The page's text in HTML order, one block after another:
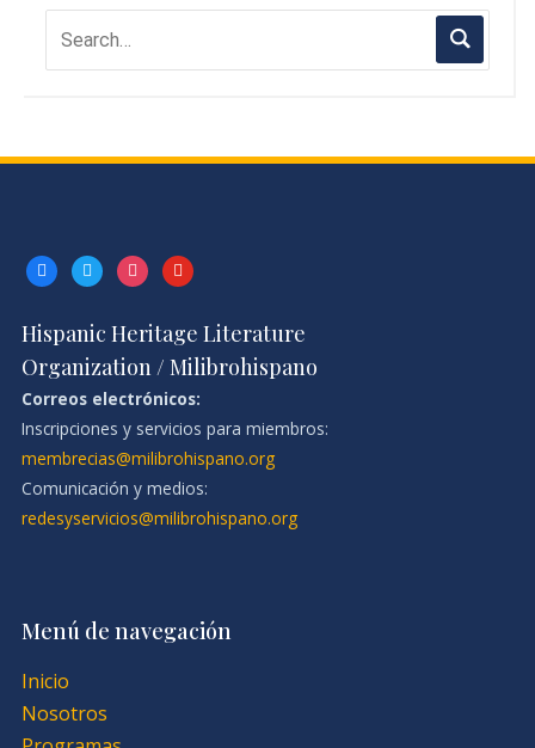
facebooktwitterinstagramyoutube
Hispanic Heritage Literature
Organization / Milibrohispano
Correos electrónicos:
Inscripciones y servicios para miembros:
membrecias@milibrohispano.org
Comunicación y medios:
redesyservicios@milibrohispano.org
Menú de navegación
Inicio
Nosotros